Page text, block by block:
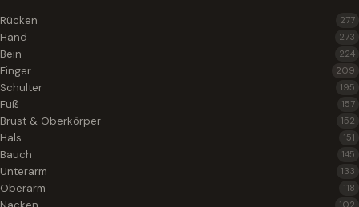
Rücken 277
Hand 273
Bein 224
Finger 209
Schulter 195
Fuß 157
Brust & Oberkörper 152
Hals 151
Bauch 145
Unterarm 133
Oberarm 118
102